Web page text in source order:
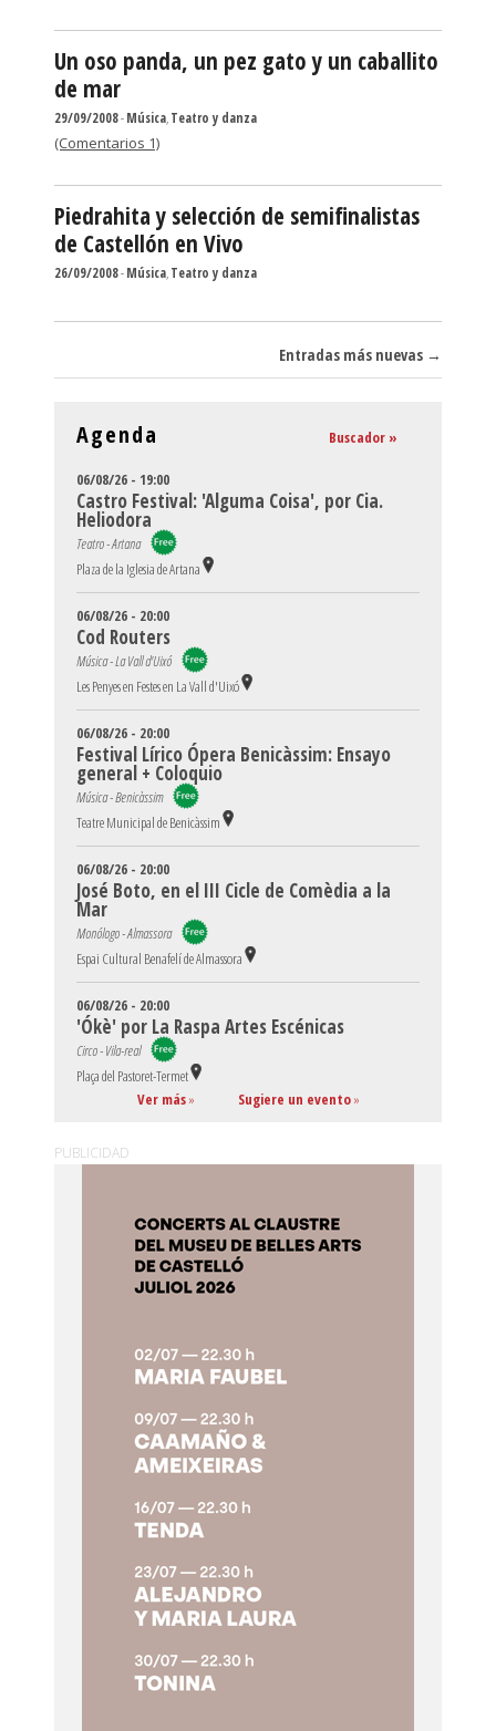
Un oso panda, un pez gato y un caballito
de mar
29/09/2008-Música,Teatro y danza
(Comentarios 1)
Piedrahita y selección de semifinalistas
de Castellón en Vivo
26/09/2008-Música,Teatro y danza
Entradas más nuevas →
Agenda Buscador »
06/08/26 - 19:00
Castro Festival: 'Alguma Coisa', por Cia.
Heliodora
Teatro - Artana
Plaza de la Iglesia de Artana
06/08/26 - 20:00
Cod Routers
Música - La Vall d'Uixó
Les Penyes en Festes en La Vall d'Uixó
06/08/26 - 20:00
Festival Lírico Ópera Benicàssim: Ensayo
general + Coloquio
Música - Benicàssim
Teatre Municipal de Benicàssim
06/08/26 - 20:00
José Boto, en el III Cicle de Comèdia a la
Mar
Monólogo - Almassora
Espai Cultural Benafelí de Almassora
06/08/26 - 20:00
'Ókè' por La Raspa Artes Escénicas
Circo - Vila-real
Plaça del Pastoret-Termet
Ver más» Sugiere un evento»
PUBLICIDAD